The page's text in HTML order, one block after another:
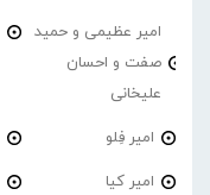
امیر عظیمی و حمید
صفت و احسان
علیخانی
امیر فِلو
امیر کیا